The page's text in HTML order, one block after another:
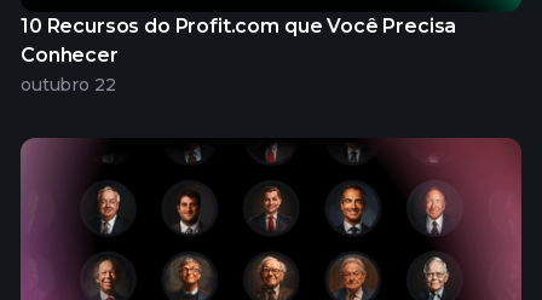
10 Recursos do Profit.com que Você Precisa
Conhecer
outubro 22